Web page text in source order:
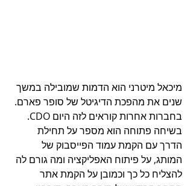
מיכאל מיטרני הוא הדמות שמובילה במשך
שנים את מהפכת הדיגיטל של סופר פארם.
בחברות אחרות קוראים לזה היום CDO.
בשיחה פתוחה הוא מספר על תחילת
הדרך עם הקמת עמוד הפייסבוק של
המותג, על פיתוח האפליקציה ומה גורם לה
להצליח כל כך וכמובן על הקמת אתר